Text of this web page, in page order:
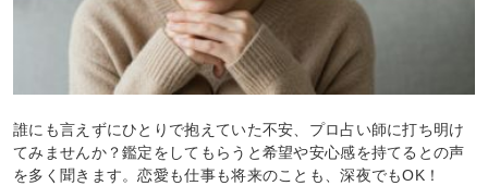
誰にも言えずにひとりで抱えていた不安、プロ占い師に打ち明け
てみませんか？鑑定をしてもらうと希望や安心感を持てるとの声
を多く聞きます。恋愛も仕事も将来のことも、深夜でもOK！